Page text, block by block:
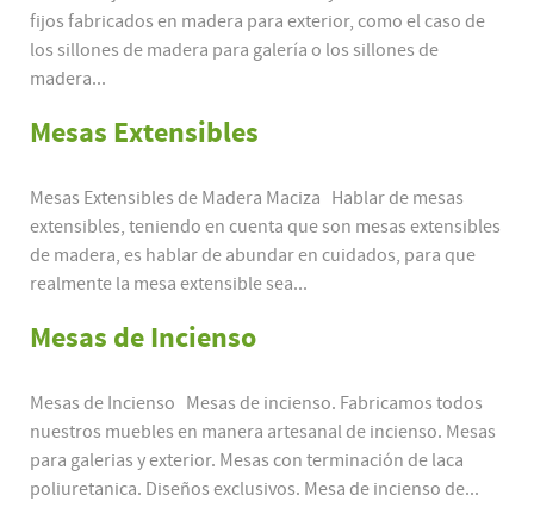
fijos fabricados en madera para exterior, como el caso de
los sillones de madera para galería o los sillones de
madera...
Mesas Extensibles
Mesas Extensibles de Madera Maciza Hablar de mesas
extensibles, teniendo en cuenta que son mesas extensibles
de madera, es hablar de abundar en cuidados, para que
realmente la mesa extensible sea...
Mesas de Incienso
Mesas de Incienso Mesas de incienso. Fabricamos todos
nuestros muebles en manera artesanal de incienso. Mesas
para galerias y exterior. Mesas con terminación de laca
poliuretanica. Diseños exclusivos. Mesa de incienso de...